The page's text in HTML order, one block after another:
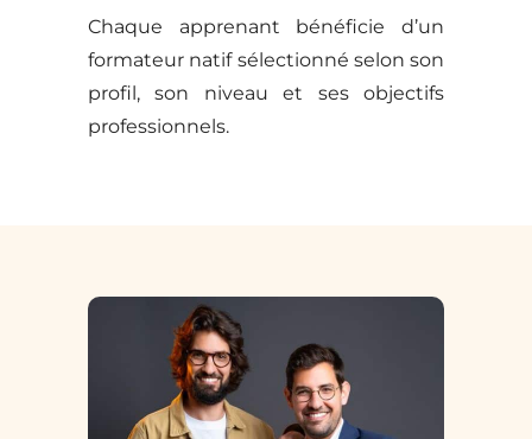
Chaque apprenant bénéficie d’un
formateur natif sélectionné selon son
profil, son niveau et ses objectifs
professionnels.